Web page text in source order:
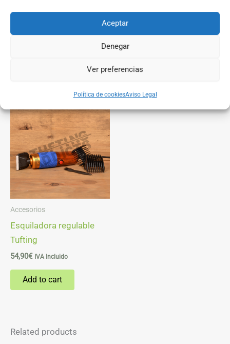
Aceptar
Denegar
Ver preferencias
Política de cookiesAviso Legal
Accesorios
Esquiladora regulable
Tufting
54,90€ IVA Incluido
Add to cart
Related products